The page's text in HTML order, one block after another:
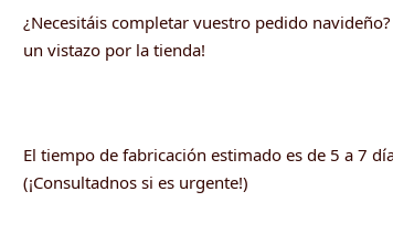
¿Necesitáis completar vuestro pedido navideño?
un vistazo por la tienda!
El tiempo de fabricación estimado es de 5 a 7
(¡Consultadnos si es urgente!)